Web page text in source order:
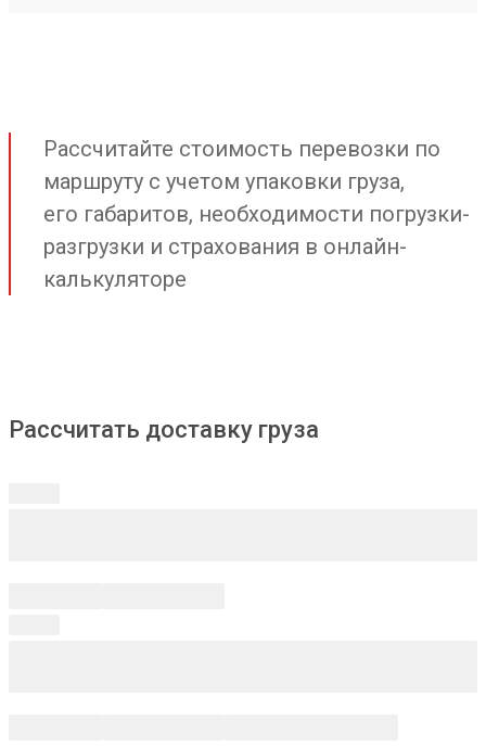
Рассчитайте стоимость перевозки по
маршруту с учетом упаковки груза,
его габаритов, необходимости погрузки-
разгрузки и страхования в онлайн-
калькуляторе
Рассчитать доставку груза